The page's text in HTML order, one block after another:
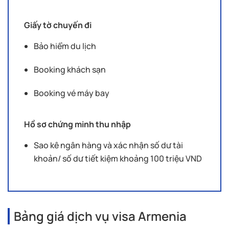
Giấy tờ chuyến đi
Bảo hiểm du lịch
Booking khách sạn
Booking vé máy bay
Hồ sơ chứng minh thu nhập
Sao kê ngân hàng và xác nhận số dư tài
khoản/ số dư tiết kiệm khoảng 100 triệu VND
Bảng giá dịch vụ visa Armenia